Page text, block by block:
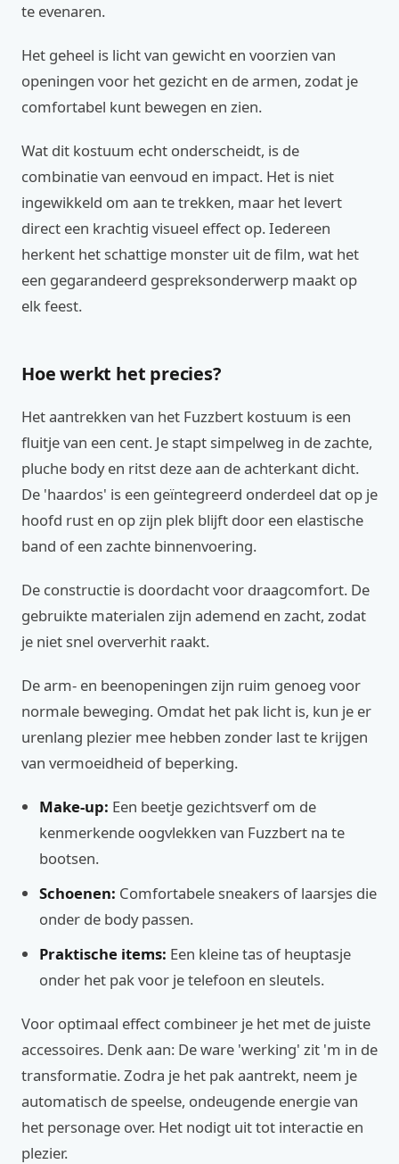
te evenaren.
Het geheel is licht van gewicht en voorzien van
openingen voor het gezicht en de armen, zodat je
comfortabel kunt bewegen en zien.
Wat dit kostuum echt onderscheidt, is de
combinatie van eenvoud en impact. Het is niet
ingewikkeld om aan te trekken, maar het levert
direct een krachtig visueel effect op. Iedereen
herkent het schattige monster uit de film, wat het
een gegarandeerd gespreksonderwerp maakt op
elk feest.
Hoe werkt het precies?
Het aantrekken van het Fuzzbert kostuum is een
fluitje van een cent. Je stapt simpelweg in de zachte,
pluche body en ritst deze aan de achterkant dicht.
De 'haardos' is een geïntegreerd onderdeel dat op je
hoofd rust en op zijn plek blijft door een elastische
band of een zachte binnenvoering.
De constructie is doordacht voor draagcomfort. De
gebruikte materialen zijn ademend en zacht, zodat
je niet snel oververhit raakt.
De arm- en beenopeningen zijn ruim genoeg voor
normale beweging. Omdat het pak licht is, kun je er
urenlang plezier mee hebben zonder last te krijgen
van vermoeidheid of beperking.
Make-up: Een beetje gezichtsverf om de
kenmerkende oogvlekken van Fuzzbert na te
bootsen.
Schoenen: Comfortabele sneakers of laarsjes die
onder de body passen.
Praktische items: Een kleine tas of heuptasje
onder het pak voor je telefoon en sleutels.
Voor optimaal effect combineer je het met de juiste
accessoires. Denk aan: De ware 'werking' zit 'm in de
transformatie. Zodra je het pak aantrekt, neem je
automatisch de speelse, ondeugende energie van
het personage over. Het nodigt uit tot interactie en
plezier.